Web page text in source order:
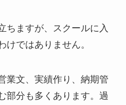
ちますが、スクールに入
けではありません。
業文、実績作り、納期管
部分も多くあります。過